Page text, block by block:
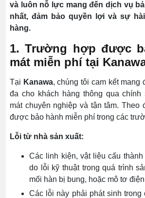
và luôn nỗ lực mang đến dịch vụ
nhất, đảm bảo quyền lợi và sự
hàng.
1. Trường hợp được
mát miễn phí tại
Tại Kanawa, chúng tôi cam kết mang
đa cho khách hàng thông qua chính
mát chuyên nghiệp và tận tâm. Theo
được bảo hành miễn phí trong các
Lỗi từ nhà sản xuất:
Các linh kiện, vật liệu cấu
do lỗi kỹ thuật trong quá trình
mối hàn bị bung, hoặc mô tơ
Các lỗi này phải phát sinh